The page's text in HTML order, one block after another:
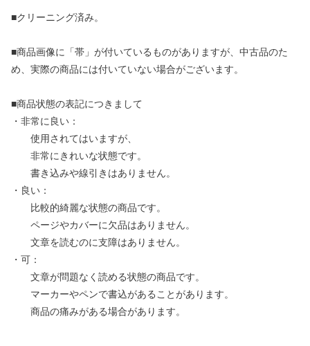
■クリーニング済み。
■商品画像に「帯」が付いているものがありますが、中古品のた
め、実際の商品には付いていない場合がございます。
■商品状態の表記につきまして
・非常に良い：
使用されてはいますが、
非常にきれいな状態です。
書き込みや線引きはありません。
・良い：
比較的綺麗な状態の商品です。
ページやカバーに欠品はありません。
文章を読むのに支障はありません。
・可：
文章が問題なく読める状態の商品です。
マーカーやペンで書込があることがあります。
商品の痛みがある場合があります。